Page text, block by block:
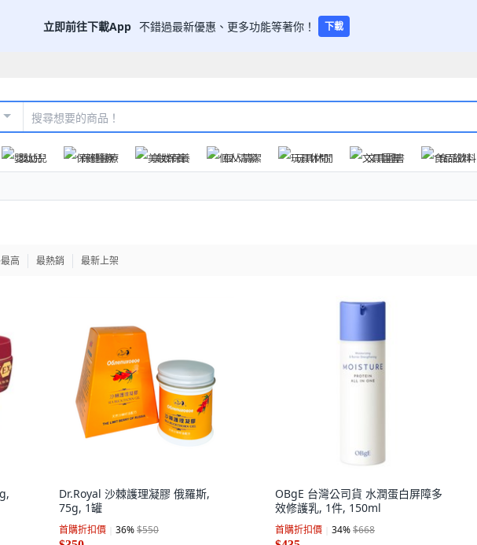
立即前往下載App 不錯過最新優惠、更多功能等著你！ 下載
嬰幼兒 保健醫療 美妝保養 個人清潔 玩具休閒 文具圖書 食品飲料
高 最熱銷 最新上架
Dr.Royal 沙棘護理凝膠 俄羅斯,
75g, 1罐
首購折扣價 36%$550
OBgE 台灣公司貨 水潤蛋白屏障多
效修護乳, 1件, 150ml
首購折扣價 34%$668